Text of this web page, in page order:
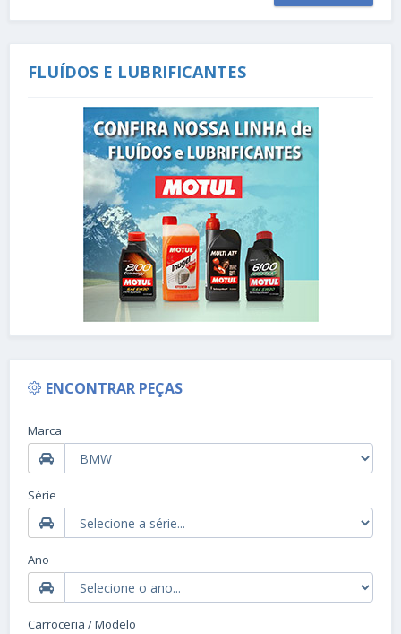
FLUÍDOS E LUBRIFICANTES
ENCONTRAR PEÇAS
Marca
Série
Ano
Carroceria / Modelo